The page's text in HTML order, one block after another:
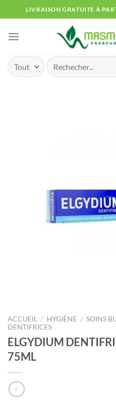
au
contenu
LIVRAISON GRATUITE À
Recherche
pour :
ACCUEIL / HYGIÈNE / SOINS
DENTIFRICES
ELGYDIUM
75ML